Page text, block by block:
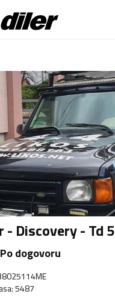
- Discovery - Td 5
Po dogovoru
:5487